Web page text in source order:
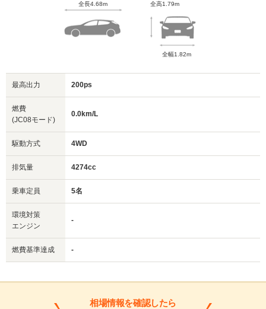
全長4.68m 全高1.79m
全幅1.82m
最高出力 200ps
燃費
(JC08モード)
0.0km/L
駆動方式 4WD
排気量 4274cc
乗車定員 5名
環境対策
エンジン
-
燃費基準達成 -
相場情報を確認したら